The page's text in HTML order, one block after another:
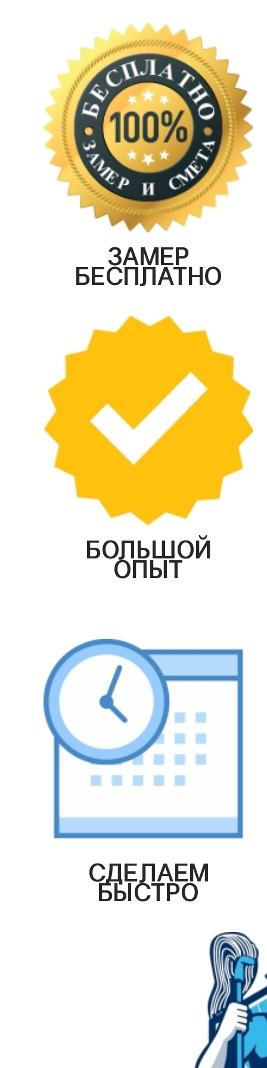
ЗАМЕР
БЕСПЛАТНО
БОЛЬШОЙ
ОПЫТ
СДЕЛАЕМ
БЫСТРО